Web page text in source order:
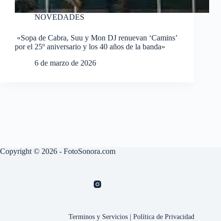
NOVEDADES
«Sopa de Cabra, Suu y Mon DJ renuevan ‘Camins’
por el 25º aniversario y los 40 años de la banda»
6 de marzo de 2026
Copyright © 2026 - FotoSonora.com
Terminos y Servicios |Política de Privacidad